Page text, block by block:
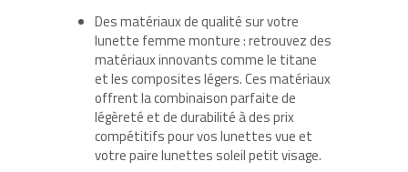
Des matériaux de qualité sur votre
lunette femme monture : retrouvez des
matériaux innovants comme le titane
et les composites légers. Ces matériaux
offrent la combinaison parfaite de
légèreté et de durabilité à des prix
compétitifs pour vos lunettes vue et
votre paire lunettes soleil petit visage.